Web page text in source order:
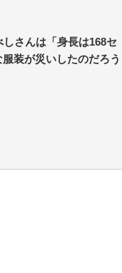
さんは「身長は168セ
装が災いしたのだろう